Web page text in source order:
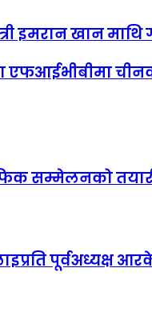
इमरान खान
एफआईभीबीमा
सम्मेलनको
पूर्वअध्यक्ष